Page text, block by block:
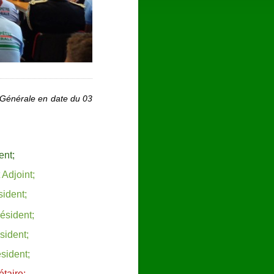
en date du 03